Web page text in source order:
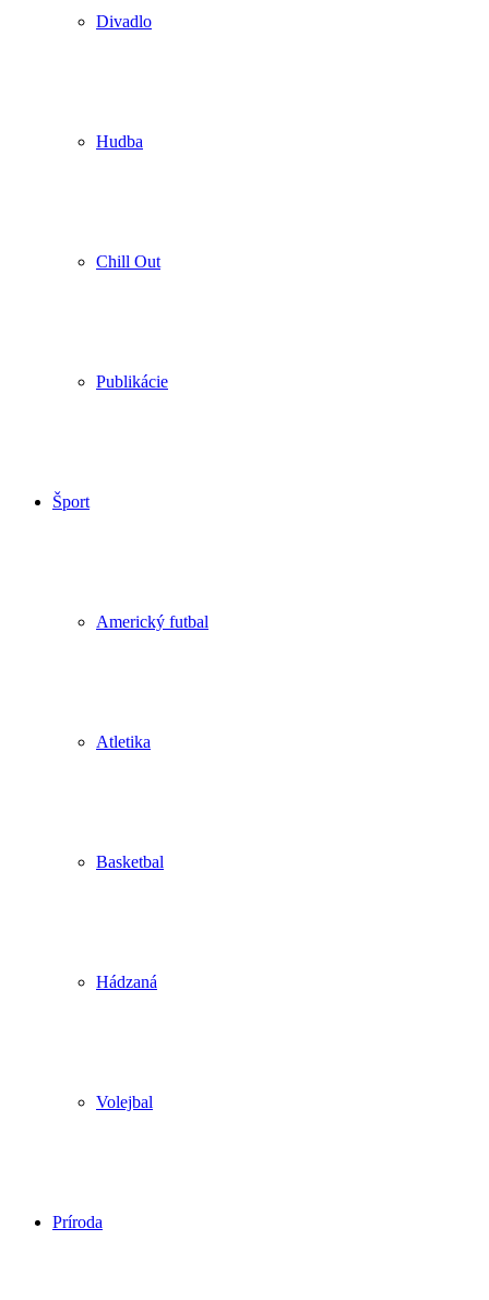
Divadlo
Hudba
Chill Out
Publikácie
Šport
Americký futbal
Atletika
Basketbal
Hádzaná
Volejbal
Príroda